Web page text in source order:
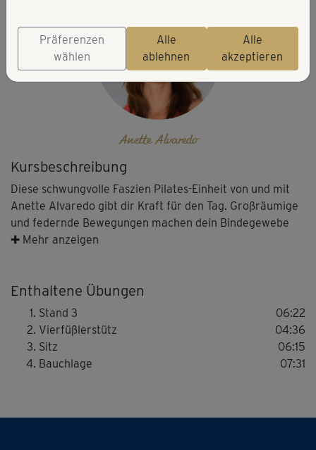
Kursbeschreibung
Diese schwungvolle Faszien Pilates-Einheit von und mit
Anette Alvaredo gibt dir Kraft für den Tag. Großräumige
und federnde Bewegungen machen dein Bindegewebe
geschmeidiger, dehnbarer und belastbarer. Trainiert
und durchziehen.
Du startest mit fließenden Side-to-Side-Bewegungen im
Stand, die deine Taille, Schultern und den Rücken
trainieren. Spüre, wie warm und gut durchblutet sich dein
✚ Mehr anzeigen
Enthaltene Übungen
Stand 3
06:22
Vierfüßlerstütz
04:36
Sitz
06:15
Bauchlage
07:31
Anette Alvaredo
Präferenzen
wählen
Alle
ablehnen
Alle
akzeptieren